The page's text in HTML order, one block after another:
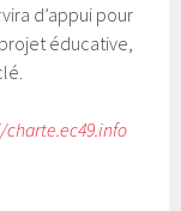
d’appui pour
éducative,